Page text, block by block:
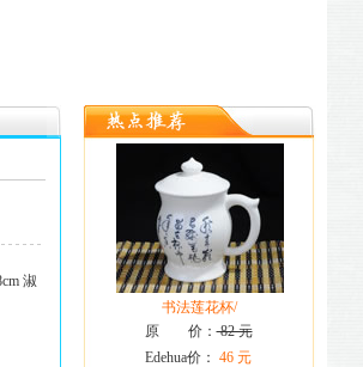
淑
书法莲花杯/
原 价：82 元
Edehua价： 46 元